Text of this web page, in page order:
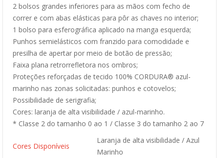
2 bolsos grandes inferiores para as mãos com fecho de
correr e com abas elásticas para pôr as chaves no interior;
1 bolso para esferográfica aplicado na manga esquerda;
Punhos semielásticos com franzido para comodidade e
presilha de apertar por meio de botão de pressão;
Faixa plana retrorrefletora nos ombros;
Proteções reforçadas de tecido 100% CORDURA® azul-
marinho nas zonas solicitadas: punhos e cotovelos;
Possibilidade de serigrafia;
Cores: laranja de alta visibilidade / azul-marinho.
* Classe 2 do tamanho 0 ao 1 / Classe 3 do tamanho 2 ao 7
Cores Disponíveis
Laranja de alta visibilidade / Azul
Marinho